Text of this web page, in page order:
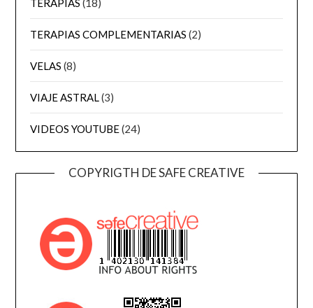
TERAPIAS (18)
TERAPIAS COMPLEMENTARIAS (2)
VELAS (8)
VIAJE ASTRAL(3)
VIDEOS YOUTUBE(24)
COPYRIGTH DE SAFE CREATIVE